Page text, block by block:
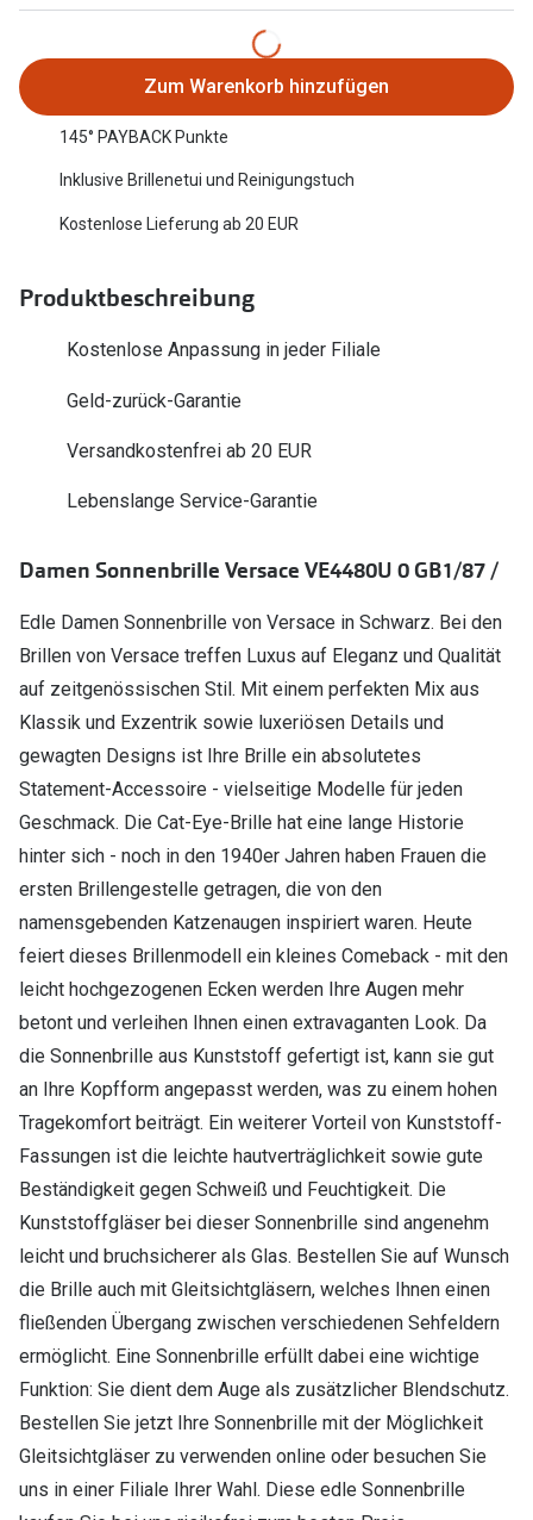
20% auf selbsttönende Gläser
Back to School: 50% auf die zweite Kinderbrille
Trends
Oakley Meta
Brillentrends 2026
Gläser
Transitions Gläser
Blaulichtfilter
Zubehör
Brillenbügel
Brillenetuis
Brillenkettchen
Alle
Angebote
Brillen 2
Zum Warenkorb hinzufügen
145° PAYBACK Punkte
Inklusive Brillenetui und Reinigungstuch
Kostenlose Lieferung ab 20 EUR
Produktbeschreibung
Kostenlose Anpassung in jeder Filiale
Geld-zurück-Garantie
Versandkostenfrei ab 20 EUR
Lebenslange Service-Garantie
Damen Sonnenbrille Versace VE4480U 0 GB1/87 /
Edle Damen Sonnenbrille von Versace in Schwarz. Bei den
Brillen von Versace treffen Luxus auf Eleganz und Qualität
auf zeitgenössischen Stil. Mit einem perfekten Mix aus
Klassik und Exzentrik sowie luxeriösen Details und
gewagten Designs ist Ihre Brille ein absolutetes
Statement-Accessoire - vielseitige Modelle für jeden
Geschmack. Die Cat-Eye-Brille hat eine lange Historie
hinter sich - noch in den 1940er Jahren haben Frauen die
ersten Brillengestelle getragen, die von den
namensgebenden Katzenaugen inspiriert waren. Heute
feiert dieses Brillenmodell ein kleines Comeback - mit den
leicht hochgezogenen Ecken werden Ihre Augen mehr
betont und verleihen Ihnen einen extravaganten Look. Da
die Sonnenbrille aus Kunststoff gefertigt ist, kann sie gut
an Ihre Kopfform angepasst werden, was zu einem hohen
Tragekomfort beiträgt. Ein weiterer Vorteil von Kunststoff-
Fassungen ist die leichte hautverträglichkeit sowie gute
Beständigkeit gegen Schweiß und Feuchtigkeit. Die
Kunststoffgläser bei dieser Sonnenbrille sind angenehm
leicht und bruchsicherer als Glas. Bestellen Sie auf Wunsch
die Brille auch mit Gleitsichtgläsern, welches Ihnen einen
fließenden Übergang zwischen verschiedenen Sehfeldern
ermöglicht. Eine Sonnenbrille erfüllt dabei eine wichtige
Funktion: Sie dient dem Auge als zusätzlicher Blendschutz.
Bestellen Sie jetzt Ihre Sonnenbrille mit der Möglichkeit
Gleitsichtgläser zu verwenden online oder besuchen Sie
uns in einer Filiale Ihrer Wahl. Diese edle Sonnenbrille